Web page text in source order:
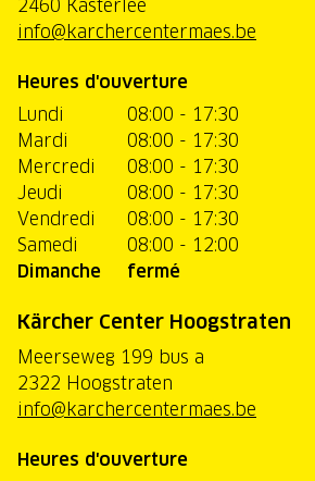
2460 Kasterlee
info@karchercentermaes.be
Heures d'ouverture
Lundi
08:00 - 17:30
Mardi
08:00 - 17:30
Mercredi
08:00 - 17:30
Jeudi
08:00 - 17:30
Vendredi
08:00 - 17:30
Samedi
08:00 - 12:00
Dimanche
fermé
Kärcher Center Hoogstraten
Meerseweg 199 bus a
2322 Hoogstraten
info@karchercentermaes.be
Heures d'ouverture